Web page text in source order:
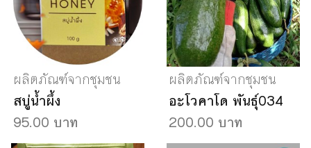
ผลิตภัณฑ์จากชุมชน
สบู่น้ำผึ้ง
95.00 บาท
ผลิตภัณฑ์จากชุมชน
อะโวคาโด พันธุ์034
200.00 บาท